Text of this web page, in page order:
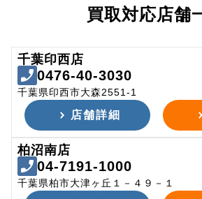
買取対応店舗
千葉印西店
0476-40-3030
千葉県印西市大森2551-1
店舗詳細
柏沼南店
04-7191-1000
千葉県柏市大津ヶ丘１－４９－１